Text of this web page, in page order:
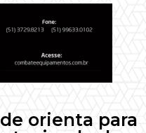
orienta para